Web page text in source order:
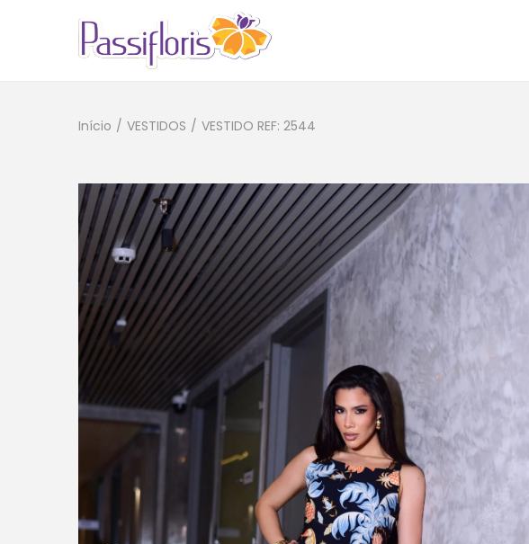
Início / VESTIDOS / VESTIDO REF: 2544